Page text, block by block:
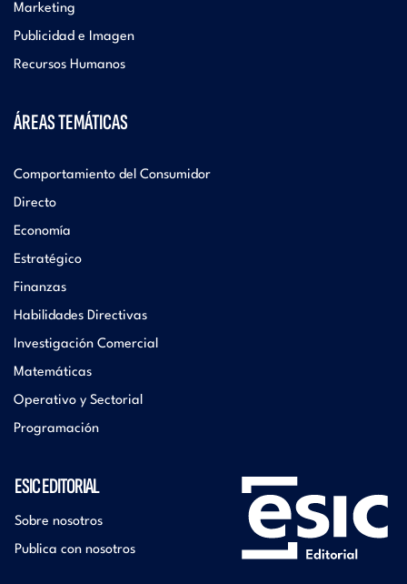
Marketing
Publicidad e Imagen
Recursos Humanos
ÁREAS TEMÁTICAS
Comportamiento del Consumidor
Directo
Economía
Estratégico
Finanzas
Habilidades Directivas
Investigación Comercial
Matemáticas
Operativo y Sectorial
Programación
ESIC EDITORIAL
Sobre nosotros
Publica con nosotros